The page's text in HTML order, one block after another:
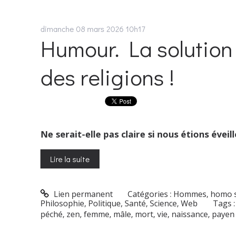
dimanche 08 mars 2026 10h17
Humour. La
des religions !
Ne serait-elle pas claire si nous étions
Lire la suite
Lien permanent Catégories : Hommes, homo
Philosophie, Politique, Santé, Science, Web Tags :
péché, zen, femme, mâle, mort, vie, naissance,